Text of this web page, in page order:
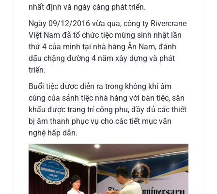
nhất định và ngày càng phát triển.
Ngày 09/12/2016 vừa qua, công ty Rivercrane
Việt Nam đã tổ chức tiệc mừng sinh nhật lần
thứ 4 của mình tại nhà hàng Ân Nam, đánh
dấu chặng đường 4 năm xây dựng và phát
triển.
Buổi tiệc được diễn ra trong không khí ấm
cúng của sảnh tiệc nhà hàng với bàn tiệc, sân
khấu được trang trí công phu, đầy đủ các thiết
bị âm thanh phục vụ cho các tiết mục văn
nghệ hấp dẫn.